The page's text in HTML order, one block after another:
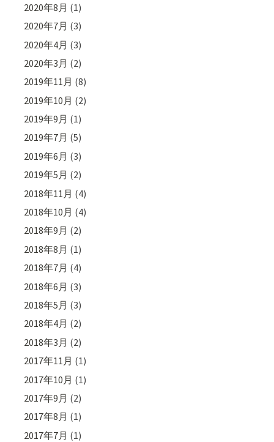
2020年8月 (1)
2020年7月 (3)
2020年4月 (3)
2020年3月 (2)
2019年11月 (8)
2019年10月 (2)
2019年9月 (1)
2019年7月 (5)
2019年6月 (3)
2019年5月 (2)
2018年11月 (4)
2018年10月 (4)
2018年9月 (2)
2018年8月 (1)
2018年7月 (4)
2018年6月 (3)
2018年5月 (3)
2018年4月 (2)
2018年3月 (2)
2017年11月 (1)
2017年10月 (1)
2017年9月 (2)
2017年8月 (1)
2017年7月 (1)